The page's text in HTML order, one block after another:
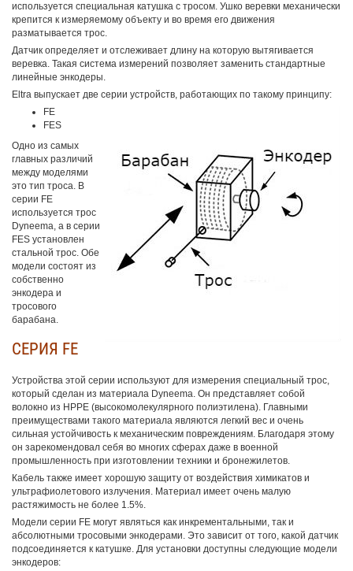
используется специальная катушка с тросом. Ушко веревки механически
крепится к измеряемому объекту и во время его движения
разматывается трос.
Датчик определяет и отслеживает длину на которую вытягивается
веревка. Такая система измерений позволяет заменить стандартные
линейные энкодеры.
Eltra выпускает две серии устройств, работающих по такому принципу:
FE
FES
Одно из самых
главных различий
между моделями
это тип троса. В
серии FE
используется трос
Dyneema, а в серии
FES установлен
стальной трос. Обе
модели состоят из
собственно
энкодера и
тросового
барабана.
СЕРИЯ FE
Устройства этой серии используют для измерения специальный трос,
который сделан из материала Dyneema. Он представляет собой
волокно из HPPE (высокомолекулярного полиэтилена). Главными
преимуществами такого материала являются легкий вес и очень
сильная устойчивость к механическим повреждениям. Благодаря этому
он зарекомендовал себя во многих сферах даже в военной
промышленность при изготовлении техники и бронежилетов.
Кабель также имеет хорошую защиту от воздействия химикатов и
ультрафиолетового излучения. Материал имеет очень малую
растяжимость не более 1.5%.
Модели серии FE могут являться как инкрементальными, так и
абсолютными тросовыми энкодерами. Это зависит от того, какой датчик
подсоединяется к катушке. Для установки доступны следующие модели
энкодеров: